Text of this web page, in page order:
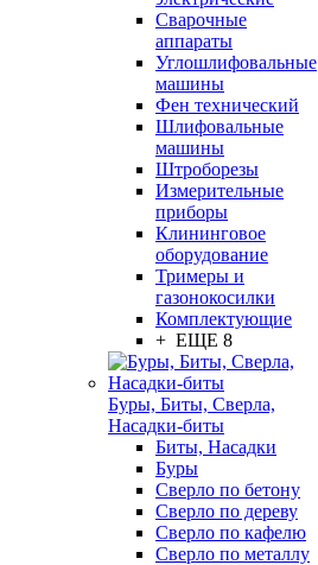
Сварочные
аппараты
Углошлифовальные
машины
Фен технический
Шлифовальные
машины
Штроборезы
Измерительные
приборы
Клининговое
оборудование
Тримеры и
газонокосилки
Комплектующие
+ ЕЩЕ 8
Буры, Биты, Сверла,
Насадки-биты
Биты, Насадки
Буры
Сверло по бетону
Сверло по дереву
Сверло по кафелю
Сверло по металлу